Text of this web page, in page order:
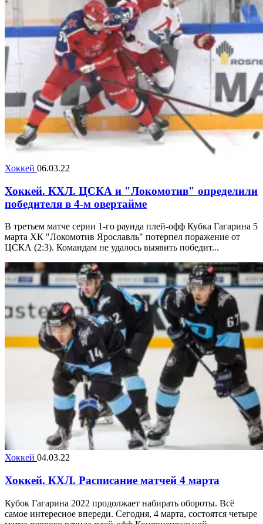
Хоккей 06.03.22
Хоккей. КХЛ. ЦСКА и "Локомотив" определили
победителя в 4-м овертайме
В третьем матче серии 1-го раунда плей-офф Кубка Гагарина 5
марта ХК "Локомотив Ярославль" потерпел поражение от
ЦСКА (2:3). Командам не удалось выявить победит...
Хоккей 04.03.22
Хоккей. КХЛ. Расписание матчей 4 марта
Кубок Гагарина 2022 продолжает набирать обороты. Всё
самое интересное впереди. Сегодня, 4 марта, состоятся четыре